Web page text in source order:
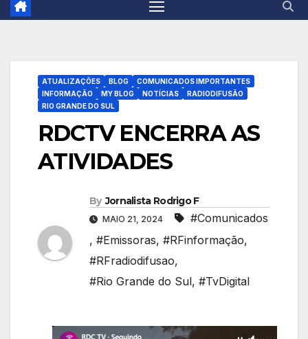
ATUALIZAÇÕES BLOG
COMUNICADOS IMPORTANTES
INFORMAÇÃO
MY BLOG NOTÍCIAS
RADIODIFUSÃO
RIO GRANDE DO SUL
RDCTV ENCERRA AS
ATIVIDADES
By Jornalista Rodrigo F
MAIO 21, 2024
#Comunicados
, #Emissoras, #RFinformação,
#RFradiodifusao,
#Rio Grande do Sul, #TvDigital